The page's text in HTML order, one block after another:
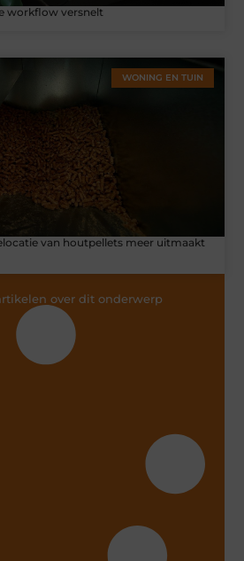
workflow versnelt
WONING EN TUIN
van houtpellets meer uitmaakt
over dit onderwerp